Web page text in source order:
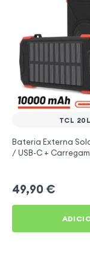
TCL
Bateria Externa
/ USB-C +
49,90 €